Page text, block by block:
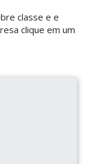
classe e e
clique em um